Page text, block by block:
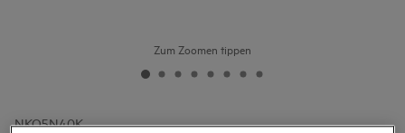
Zum Zoomen tippen
NKO5N40K